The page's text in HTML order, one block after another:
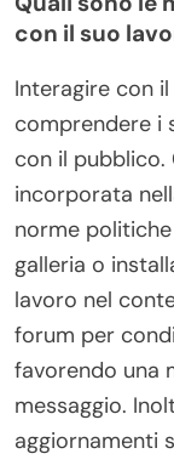
Per apprezzare
importante
e il contesto
capitalismo, il
invitando gli
sociali.
impiega,
provocano
installazioni,
messaggio,
il suo
arricchisce